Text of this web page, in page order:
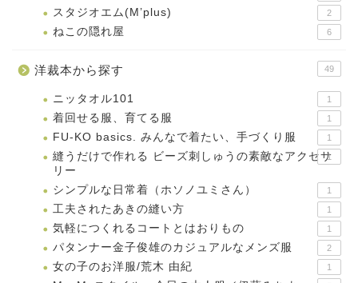
スタジオエム(M’plus) 2
ねこの隠れ屋 6
洋裁本から探す 49
ニッタオル101 1
着回せる服、育てる服 1
FU-KO basics. みんなで着たい、手づくり服 1
縫うだけで作れる ビーズ刺しゅうの素敵なアクセサ
リー
1
シンプルな日常着（ホソノユミさん） 1
工夫されたあきの縫い方 1
気軽につくれるコートとはおりもの 1
パタンナー金子俊雄のカジュアルなメンズ服 2
女の子のお洋服/荒木 由紀 1